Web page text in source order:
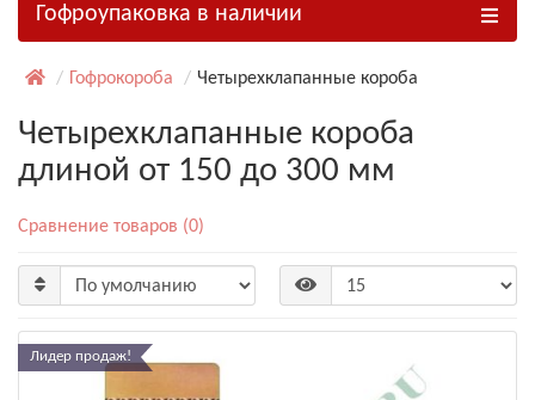
Гофроупаковка в наличии
Гофрокороба Четырехклапанные короба
Четырехклапанные короба
длиной от 150 до 300 мм
Сравнение товаров (0)
Лидер продаж!